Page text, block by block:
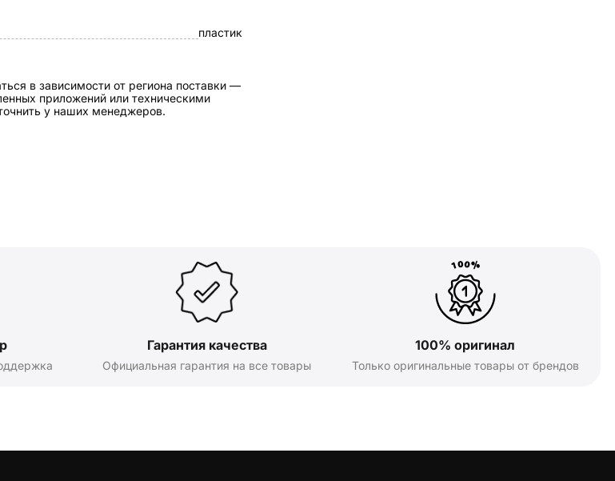
пластик
в зависимости от региона поставки —
приложений или техническими
у наших менеджеров.
Гарантия качества
Официальная гарантия на все товары
100% оригинал
Только оригинальные товары от брендов